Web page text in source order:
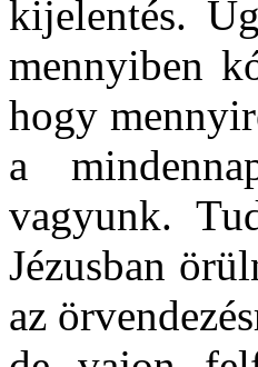
kijelentés.
mennyiben
hogy
a
vagyunk.
Jézusban
az